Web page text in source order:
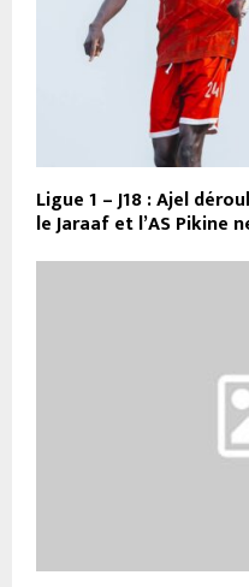
Ligue 1 – J18 : Ajel
le Jaraaf et l’AS Pikine